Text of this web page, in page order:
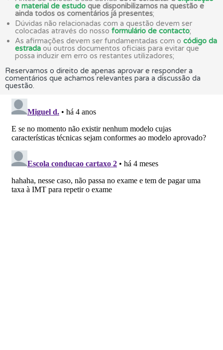
e material de estudo que disponibilizamos na questão e
ainda todos os comentários já presentes;
Dúvidas não relacionadas com a questão devem ser
colocadas através do nosso formulário de contacto;
As afirmações devem ser fundamentadas com o código da
estrada ou outros documentos oficiais para evitar que
possa induzir em erro os restantes utilizadores;
Reservamos o direito de apenas aprovar e responder a
comentários que achamos relevantes para a discussão da
questão.